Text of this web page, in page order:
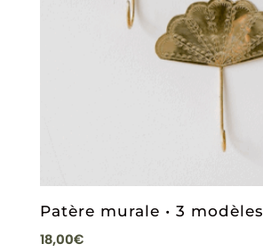
Patère murale • 3 modèles
18,00€